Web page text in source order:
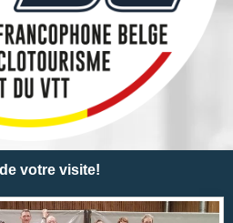
votre visite!